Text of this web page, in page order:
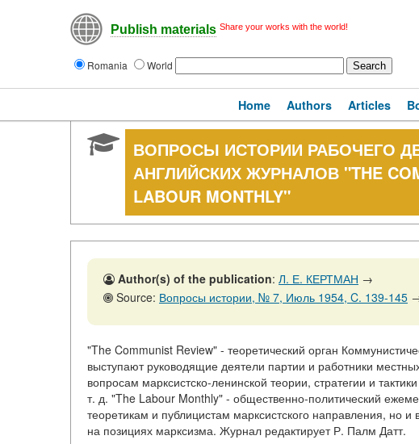
Publish materials Share your works with the world!
Romania World
Home Authors Articles
ВОПРОСЫ ИСТОРИИ РАБОЧЕГО
АНГЛИЙСКИХ ЖУРНАЛОВ "THE
LABOUR MONTHLY"
Author(s) of the publication: Л. Е. КЕРТМАН →
Source: Вопросы истории, № 7, Июль 1954, C. 139-145
"The Communist Review" - теоретический орган
выступают руководящие деятели партии и работники
вопросам марксистско-ленинской теории, стратегии и
т. д. "The Labour Monthly" - общественно-политический
теоретикам и публицистам марксистского направления, но
на позициях марксизма. Журнал редактирует Р. Палм Датт.